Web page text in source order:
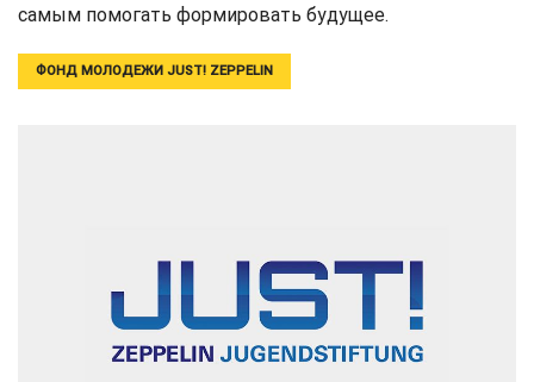
самым помогать формировать будущее.
ФОНД МОЛОДЕЖИ JUST! ZEPPELIN